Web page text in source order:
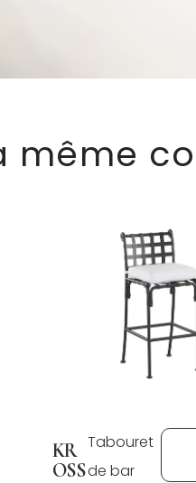
même
KR
OSS
Tabouret
de bar